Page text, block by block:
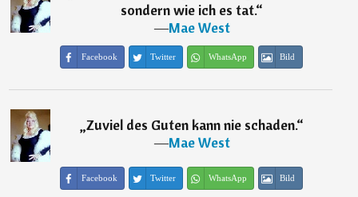
sondern wie ich es tat.“
―Mae West
Facebook Twitter WhatsApp Bild
„Zuviel des Guten kann nie schaden.“
―Mae West
Facebook Twitter WhatsApp Bild